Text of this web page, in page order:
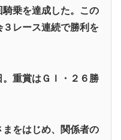
騎乗を達成した。この
レース連続で勝利を
重賞はＧＩ・２６勝
をはじめ、関係者の